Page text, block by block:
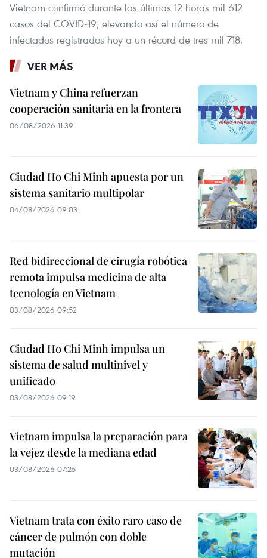
Vietnam confirmó durante las últimas 12 horas mil 612
casos del COVID-19, elevando así el número de
infectados registrados hoy a un récord de tres mil 718.
VER MÁS
Vietnam y China refuerzan
cooperación sanitaria en la frontera
06/08/2026 11:39
Ciudad Ho Chi Minh apuesta por un
sistema sanitario multipolar
04/08/2026 09:03
Red bidireccional de cirugía robótica
remota impulsa medicina de alta
tecnología en Vietnam
03/08/2026 09:52
Ciudad Ho Chi Minh impulsa un
sistema de salud multinivel y
unificado
03/08/2026 09:19
Vietnam impulsa la preparación para
la vejez desde la mediana edad
03/08/2026 07:25
Vietnam trata con éxito raro caso de
cáncer de pulmón con doble
mutación